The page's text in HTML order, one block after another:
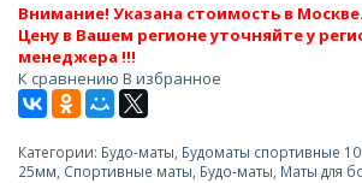
Внимание! Указана стоимость в Москве.
Цену в Вашем регионе уточняйте у
менеджера !!!
К сравнению В избранное
Категории: Будо-маты Будоматы спортивные
25мм Спортивные маты Будо-маты Маты для